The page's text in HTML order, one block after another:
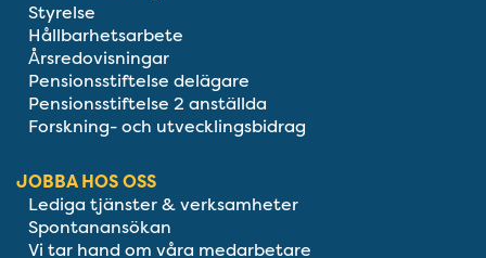
Styrelse
Hållbarhetsarbete
Årsredovisningar
Pensionsstiftelse delägare
Pensionsstiftelse 2 anställda
Forskning- och utvecklingsbidrag
JOBBA HOS OSS
Lediga tjänster & verksamheter
Spontanansökan
Vi tar hand om våra medarbetare